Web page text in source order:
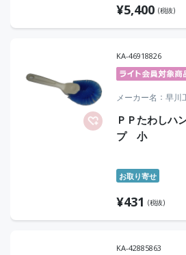
¥5,400 (税抜)
KA-46918826
メーカー名 早川
ＰＰたわしハ
プ 小
お取り寄せ
¥431 (税抜)
KA-42885863